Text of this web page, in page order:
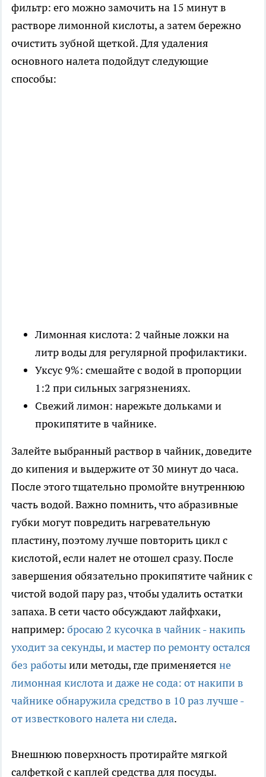
фильтр: его можно замочить на 15 минут в
растворе лимонной кислоты, а затем бережно
очистить зубной щеткой. Для удаления
основного налета подойдут следующие
способы:
Лимонная кислота: 2 чайные ложки на
литр воды для регулярной профилактики.
Уксус 9%: смешайте с водой в пропорции
1:2 при сильных загрязнениях.
Свежий лимон: нарежьте дольками и
прокипятите в чайнике.
Залейте выбранный раствор в чайник, доведите
до кипения и выдержите от 30 минут до часа.
После этого тщательно промойте внутреннюю
часть водой. Важно помнить, что абразивные
губки могут повредить нагревательную
пластину, поэтому лучше повторить цикл с
кислотой, если налет не отошел сразу. После
завершения обязательно прокипятите чайник с
чистой водой пару раз, чтобы удалить остатки
запаха. В сети часто обсуждают лайфхаки,
например: бросаю 2 кусочка в чайник - накипь
уходит за секунды, и мастер по ремонту остался
без работыили методы, где применяется не
лимонная кислота и даже не сода: от накипи в
чайнике обнаружила средство в 10 раз лучше -
от известкового налета ни следа.
Внешнюю поверхность протирайте мягкой
салфеткой с каплей средства для посуды.